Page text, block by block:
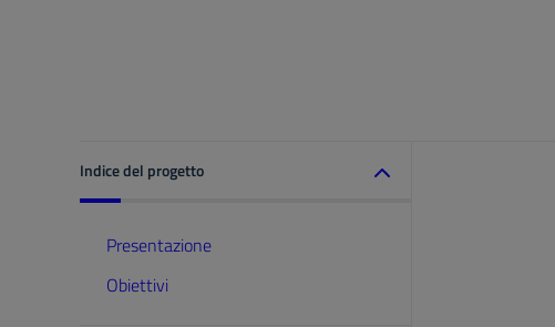
Indice del progetto
Presentazione
Obiettivi